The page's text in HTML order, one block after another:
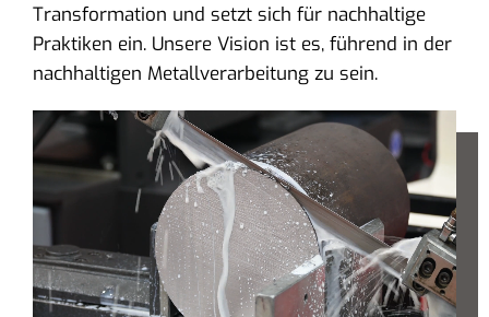
Transformation und setzt sich für nachhaltige
Praktiken ein. Unsere Vision ist es, führend in der
nachhaltigen Metallverarbeitung zu sein.